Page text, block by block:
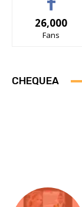
26,000
Fans
CHEQUEA